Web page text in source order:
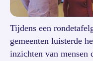
Tijdens een
gemeenten luisterde
inzichten van mensen